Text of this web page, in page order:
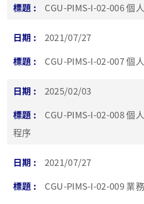
CGU-PIMS-I-02-006 個
2021/07/27
CGU-PIMS-I-02-007 個
2025/02/03
CGU-PIMS-I-02-008 個
程序
2021/07/27
CGU-PIMS-I-02-009 業